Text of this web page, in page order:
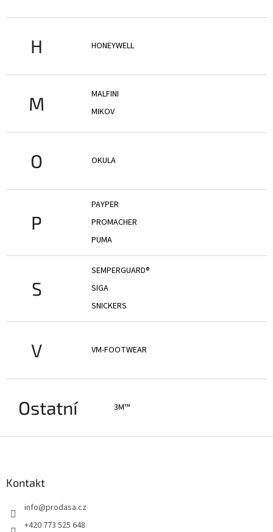
H HONEYWELL
M
MALFINI
MIKOV
O OKULA
P
PAYPER
PROMACHER
PUMA
S
SEMPERGUARD®
SIGA
SNICKERS
V VM-FOOTWEAR
Ostatní 3M™
Kontakt
info@prodasa.cz
+420 773 525 648